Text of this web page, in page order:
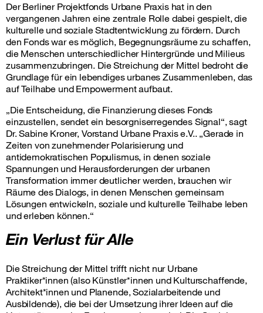
Der Berliner Projektfonds Urbane Praxis hat in den
vergangenen Jahren eine zentrale Rolle dabei gespielt, die
kulturelle und soziale Stadtentwicklung zu fördern. Durch
den Fonds war es möglich, Begegnungsräume zu schaffen,
die Menschen unterschiedlicher Hintergründe und Milieus
zusammenzubringen. Die Streichung der Mittel bedroht die
Grundlage für ein lebendiges urbanes Zusammenleben, das
auf Teilhabe und Empowerment aufbaut.
„Die Entscheidung, die Finanzierung dieses Fonds
einzustellen, sendet ein besorgniserregendes Signal“, sagt
Dr. Sabine Kroner, Vorstand Urbane Praxis e.V.. „Gerade in
Zeiten von zunehmender Polarisierung und
antidemokratischen Populismus, in denen soziale
Spannungen und Herausforderungen der urbanen
Transformation immer deutlicher werden, brauchen wir
Räume des Dialogs, in denen Menschen gemeinsam
Lösungen entwickeln, soziale und kulturelle Teilhabe leben
und erleben können.“
Ein Verlust für Alle
Die Streichung der Mittel trifft nicht nur Urbane
Praktiker*innen (also Künstler*innen und Kulturschaffende,
Architekt*innen und Planende, Sozialarbeitende und
Ausbildende), die bei der Umsetzung ihrer Ideen auf die